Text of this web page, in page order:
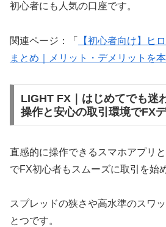
初心者にも人気の口座です。
関連ページ：「
【初心者向け】ヒ
まとめ｜メリット・デメリットを
LIGHT FX｜はじめてでも迷
操作と安心の取引環境でFX
直感的に操作できるスマホアプリ
でFX初心者もスムーズに取引を始
スプレッドの狭さや高水準のスワ
とつです。